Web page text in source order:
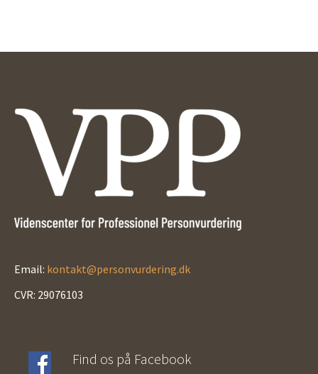
Email: kontakt@personvurdering.dk
CVR: 29076103
Find os på Facebook